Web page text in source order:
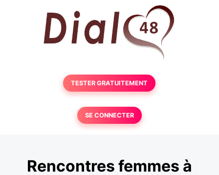
TESTER GRATUITEMENT
SE CONNECTER
Rencontres femmes à